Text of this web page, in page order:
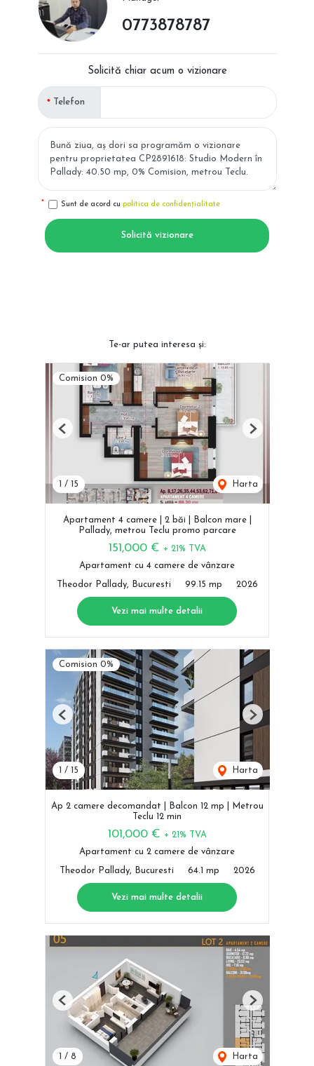
0773878787
Solicită chiar acum o vizionare
Telefon
Sunt de acord cu politica de confidențialitate
Solicită vizionare
Te-ar putea interesa și:
Comision 0%
/ 15 Harta
Previous Next
Apartament 4 camere | 2 băi | Balcon mare |
Pallady, metrou Teclu promo parcare
151,000 € + 21% TVA
Apartament cu 4 camere de vânzare
Theodor Pallady, Bucuresti 99.15 mp 2026
Vezi mai multe detalii
Comision 0%
/ 15 Harta
Previous Next
Ap 2 camere decomandat | Balcon 12 mp | Metrou
Teclu 12 min
101,000 € + 21% TVA
Apartament cu 2 camere de vânzare
Theodor Pallady, Bucuresti 64.1 mp 2026
Vezi mai multe detalii
1 / 8 Harta
Previous Next